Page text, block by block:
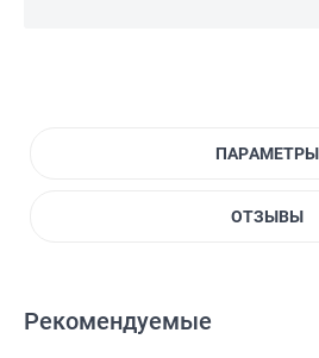
ПАРАМЕТРЫ
ОТЗЫВЫ
Рекомендуемые